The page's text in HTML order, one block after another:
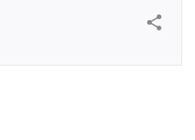
share